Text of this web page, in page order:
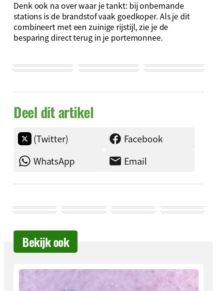
Denk ook na over waar je tankt: bij onbemande
stations is de brandstof vaak goedkoper. Als je dit
combineert met een zuinige rijstijl, zie je de
besparing direct terug in je portemonnee.
Deel dit artikel
(Twitter)
Facebook
WhatsApp
Email
Bekijk ook